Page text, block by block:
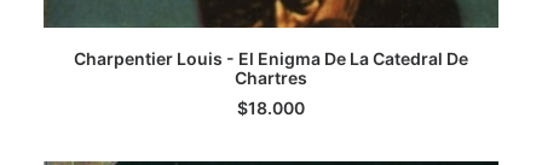
LEER MÁS
Charpentier Louis - El Enigma De La Catedral De
Chartres
$18.000